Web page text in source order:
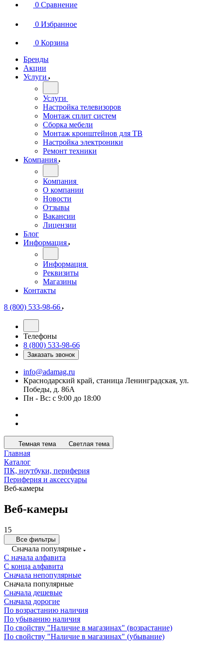
0 Сравнение
0 Избранное
0 Корзина
Бренды
Акции
Услуги
Услуги
Настройка телевизоров
Монтаж сплит систем
Сборка мебели
Монтаж кронштейнов для ТВ
Настройка электроники
Ремонт техники
Компания
Компания
О компании
Новости
Отзывы
Вакансии
Лицензии
Блог
Информация
Информация
Реквизиты
Магазины
Контакты
8 (800) 533-98-66
Телефоны
8 (800) 533-98-66
Заказать звонок
info@adamag.ru
Краснодарский край, станица Ленинградская, ул.
Победы, д. 86А
Пн - Вс: с 9:00 до 18:00
Темная тема Светлая тема
Главная
Каталог
ПК, ноутбуки, периферия
Периферия и аксессуары
Веб-камеры
Веб-камеры
15
Все фильтры
Сначала популярные
С начала алфавита
С конца алфавита
Сначала непопулярные
Сначала популярные
Сначала дешевые
Сначала дорогие
По возрастанию наличия
По убыванию наличия
По свойству "Наличие в магазинах" (возрастание)
По свойству "Наличие в магазинах" (убывание)